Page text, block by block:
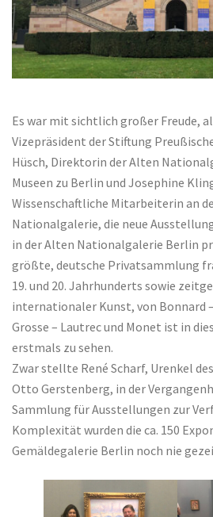
Es war mit sichtlich großer Freude,
Vizepräsident der Stiftung
Hüsch, Direktorin der Alten
Museen zu Berlin und Josephine
Wissenschaftliche Mitarbeiterin an
Nationalgalerie, die neue
in der Alten Nationalgalerie Berlin
größte, deutsche Privatsammlung
19. und 20. Jahrhunderts sowie
internationaler Kunst, von Bonnard –
Grosse – Lautrec und Monet ist in
erstmals zu sehen.
Zwar stellte René Scharf, Urenkel
Otto Gerstenberg, in der
Sammlung für Ausstellungen zur
Komplexität wurden die ca. 150
Gemäldegalerie Berlin noch nie